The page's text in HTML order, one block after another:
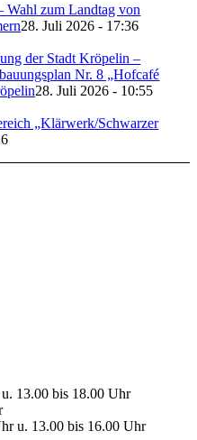
Wahl zum Landtag von
28. Juli 2026 - 17:36
der Stadt Kröpelin –
Nr. 8 „Hofcafé
28. Juli 2026 - 10:55
„Klärwerk/Schwarzer
13.00 bis 18.00 Uhr
u. 13.00 bis 16.00 Uhr